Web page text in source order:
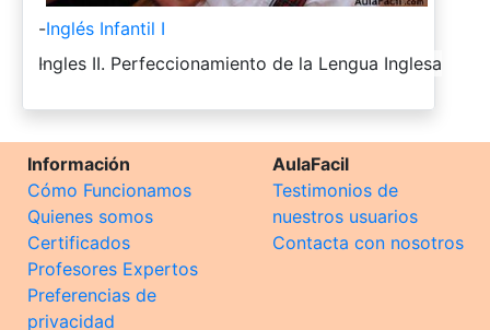
-Inglés Infantil I
-
Ingles II. Perfeccionamiento de la Lengua Inglesa
Información
Cómo Funcionamos
Quienes somos
Certificados
Profesores Expertos
Preferencias de
privacidad
AulaFacil
Testimonios de
nuestros usuarios
Contacta con nosotros